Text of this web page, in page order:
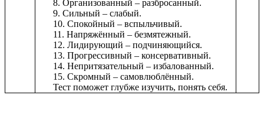
8. Организованный – разбросанный.
9. Сильный – слабый.
10. Спокойный – вспыльчивый.
11. Напряжённый – безмятежный.
12. Лидирующий – подчиняющийся.
13. Прогрессивный – консервативный.
14. Непритязательный – избалованный.
15. Скромный – самовлюблённый.
Тест поможет глубже изучить, понять себя.